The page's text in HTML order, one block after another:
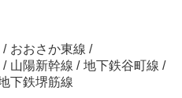
/ おおさか東線 /
/ 山陽新幹線 / 地下鉄谷町線 /
下鉄堺筋線